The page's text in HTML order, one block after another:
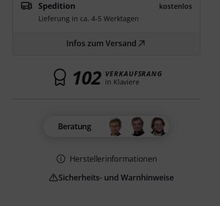
Spedition
kostenlos
Lieferung in ca. 4-5 Werktagen
Infos zum Versand
102 VERKAUFSRANG
in Klaviere
Beratung
Herstellerinformationen
Sicherheits- und Warnhinweise